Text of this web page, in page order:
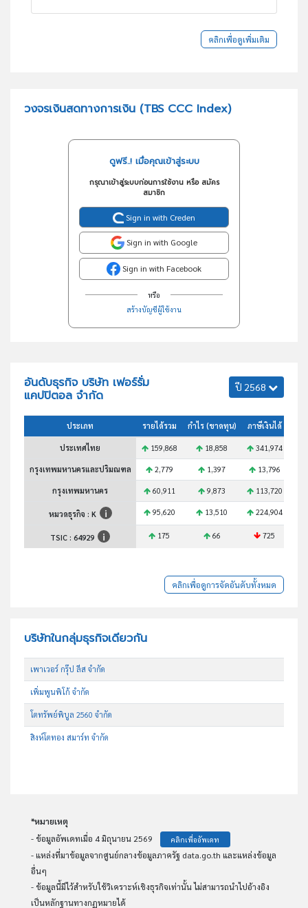
คลิกเพื่อดูเพิ่มเติม
วงจรเงินสดทางการเงิน (TBS CCC Index)
ดูฟรี..! เมื่อคุณเข้าสู่ระบบ
กรุณาเข้าสู่ระบบก่อนการใช้งาน หรือ สมัคร
สมาชิก
Sign in with Creden
Sign in with Google
Sign in with Facebook
หรือ
สร้างบัญชีผู้ใช้งาน
อันดับธุรกิจ บริษัท เฟอร์รั่ม
แคปปิตอล จำกัด
ปี 2568
ประเภท รายได้รวม กำไร (ขาดทุน) ภาษีเงินได้
ประเทศไทย 159,868 18,858 341,974
กรุงเทพมหานครและปริมณฑล 2,779 1,397 13,796
กรุงเทพมหานคร 60,911 9,873 113,720
หมวดธุรกิจ : K 95,620 13,510 224,904
TSIC : 64929 175 66 725
คลิกเพื่อดูการจัดอันดับทั้งหมด
บริษัทในกลุ่มธุรกิจเดียวกัน
เพาเวอร์ กรุ๊ป ลีส จำกัด
เพิ่มพูนพิโก้ จำกัด
โตทรัพย์พิบูล 2560 จำกัด
สิงห์โตทอง สมาร์ท จำกัด
*หมายเหตุ
- ข้อมูลอัพเดทเมื่อ 4 มิถุนายน 2569
คลิกเพื่ออัพเดท
- แหล่งที่มาข้อมูลจากศูนย์กลางข้อมูลภาครัฐ data.go.th และแหล่งข้อมูล
อื่นๆ
- ข้อมูลนี้มีไว้สำหรับใช้วิเคราะห์เชิงธุรกิจเท่านั้น ไม่สามารถนำไปอ้างอิง
เป็นหลักฐานทางกฏหมายได้